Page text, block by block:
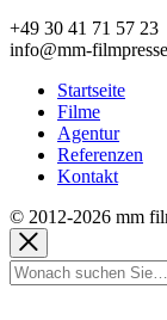
+49 30 41 71 57 23
info@mm-
Startseite
Filme
Agentur
Referenzen
Kontakt
© 2012-2026 mm